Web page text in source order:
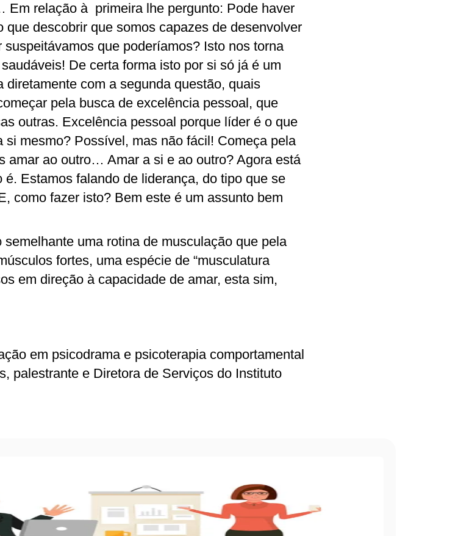
Em relação à primeira lhe pergunto: Pode haver
descobrir que somos capazes de desenvolver
que poderíamos? Isto nos torna
De certa forma isto por si só já é um
com a segunda questão, quais
pela busca de excelência pessoal, que
outras. Excelência pessoal porque líder é o que
si mesmo? Possível, mas não fácil! Começa pela
amar ao outro… Amar a si e ao outro? Agora está
Estamos falando de liderança, do tipo que se
como fazer isto? Bem este é um assunto bem
uma rotina de musculação que pela
fortes, uma espécie de “musculatura
em direção à capacidade de amar, esta sim,
em psicodrama e psicoterapia comportamental
palestrante e Diretora de Serviços do Instituto